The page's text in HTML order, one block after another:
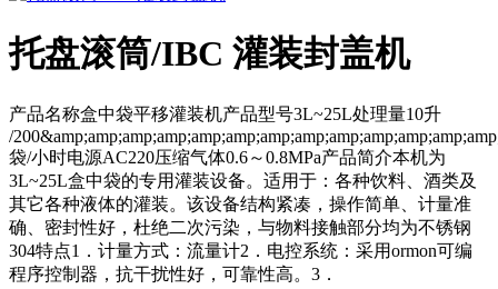
托盘滚筒/IBC 灌装封盖机
产品名称盒中袋平移灌装机产品型号3L~25L处理量10升
/
袋/小时电源AC220压缩气体0.6～0.8MPa产品简介本机为
3L~25L盒中袋的专用灌装设备。适用于：各种饮料、酒类及
其它各种液体的灌装。该设备结构紧凑，操作简单、计量准
确、密封性好，杜绝二次污染，与物料接触部分均为不锈钢
304特点1．计量方式：流量计2．电控系统：采用ormon可编
程序控制器，抗干扰性好，可靠性高。3．